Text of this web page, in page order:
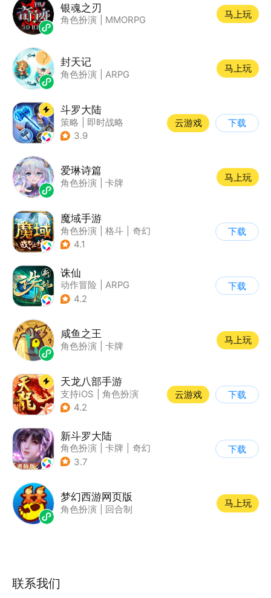
银魂之刃
角色扮演 MMORPG
马上玩
封天记
角色扮演 ARPG
马上玩
斗罗大陆
策略
即时战略
| 小说改编
3.9
云游戏 下载
爱琳诗篇
角色扮演 卡牌
马上玩
魔域手游
角色扮演 格斗
奇幻
| 魔域
4.1
下载
诛仙
动作冒险
ARPG
| 仙侠
4.2
下载
咸鱼之王
角色扮演 卡牌
马上玩
天龙八部手游
支持iOS
角色扮演
| MMORPG
4.2
云游戏 下载
新斗罗大陆
角色扮演 卡牌
奇幻
| 斗罗大陆
3.7
下载
梦幻西游网页版
角色扮演 回合制
马上玩
联系我们